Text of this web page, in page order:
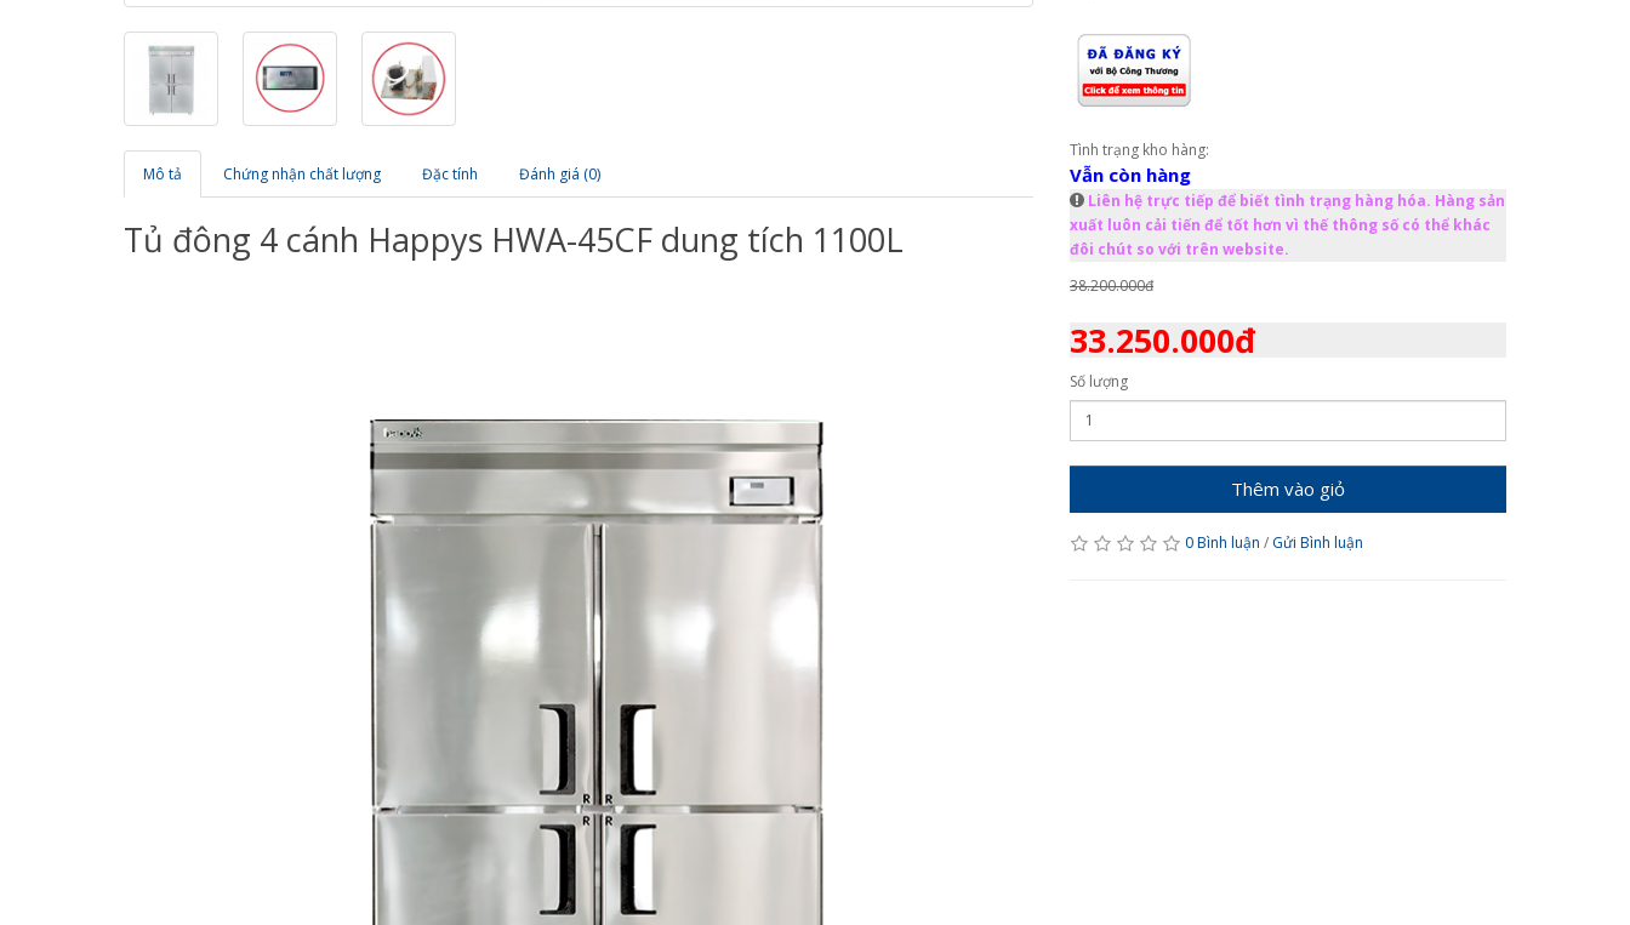
Mô tả Chứng nhận chất lượng Đặc tính Đánh giá (0)
Tủ đông 4 cánh Happys HWA-45CF dung tích 1100L
Tình trạng kho hàng:
Vẫn còn hàng
Liên hệ trực tiếp để biết tình trạng hàng hóa. Hàng sản
xuất luôn cải tiến để tốt hơn vì thế thông số có thể khác
đôi chút so với trên website.
38.200.000đ
33.250.000đ
Số lượng
Thêm vào giỏ
0 Bình luận / Gửi Bình luận